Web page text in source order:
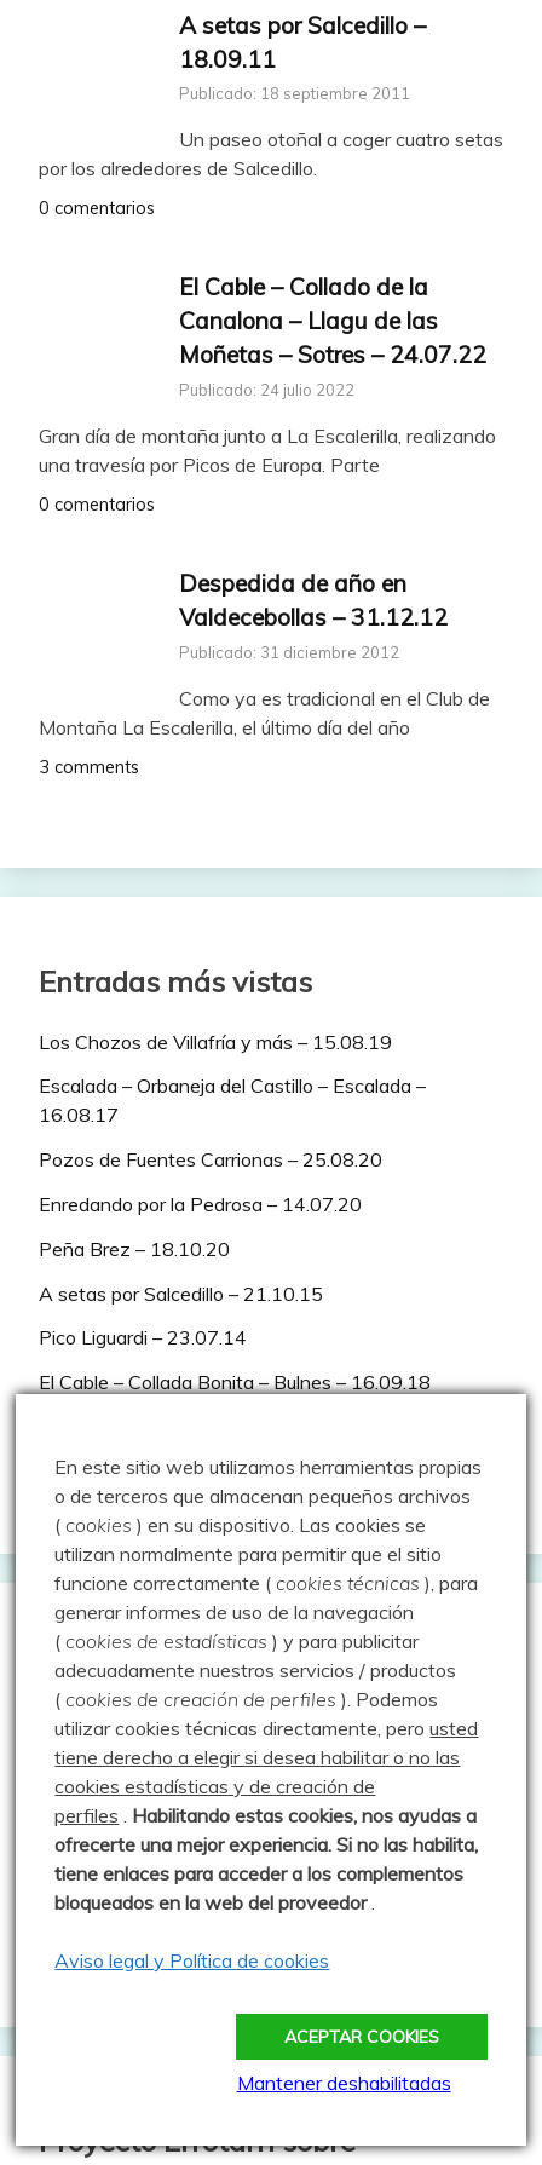
A setas por Salcedillo –
18.09.11
Publicado: 18 septiembre 2011
Un paseo otoñal a coger cuatro setas
por los alrededores de Salcedillo.
0 comentarios
El Cable – Collado de la
Canalona – Llagu de las
Moñetas – Sotres – 24.07.22
Publicado: 24 julio 2022
Gran día de montaña junto a La Escalerilla, realizando
una travesía por Picos de Europa. Parte
0 comentarios
Despedida de año en
Valdecebollas – 31.12.12
Publicado: 31 diciembre 2012
Como ya es tradicional en el Club de
Montaña La Escalerilla, el último día del año
3 comments
Entradas más vistas
Los Chozos de Villafría y más – 15.08.19
Escalada – Orbaneja del Castillo – Escalada –
16.08.17
Pozos de Fuentes Carrionas – 25.08.20
Enredando por la Pedrosa – 14.07.20
Peña Brez – 18.10.20
A setas por Salcedillo – 21.10.15
Pico Liguardi – 23.07.14
El Cable – Collada Bonita – Bulnes – 16.09.18
Curruquilla – 25.07.20
Baño en el Pozo Merino – 25.07.13
Comentarios recientes
LuisferenErupción volcánica en Valdecebollas –
28.12.25
Josetxu PueblaenErupción volcánica en
Valdecebollas – 28.12.25
LuisferenPresentación
ÁngelenPresentación
20.01.24
Proyecto Errotarri sobre
En este sitio web utilizamos herramientas propias
o de terceros que almacenan pequeños archivos
(cookies ) en su dispositivo. Las cookies se
utilizan normalmente para permitir que el sitio
funcione correctamente (cookies técnicas ), para
generar informes de uso de la navegación
(cookies de estadísticas ) y para publicitar
adecuadamente nuestros servicios / productos
(cookies de creación de perfiles ). Podemos
utilizar cookies técnicas directamente, perousted
tiene derecho a elegir si desea habilitar o no las
cookies estadísticas y de creación de
perfiles . Habilitando estas cookies, nos ayudas a
ofrecerte una mejor experiencia. Si no las habilita,
tiene enlaces para acceder a los complementos
bloqueados en la web del proveedor.
Aviso legal y Política de cookies
ACEPTAR COOKIES
Mantener deshabilitadas